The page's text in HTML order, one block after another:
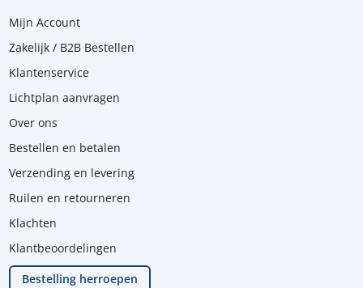
Mijn Account
Zakelijk / B2B Bestellen
Klantenservice
Lichtplan aanvragen
Over ons
Bestellen en betalen
Verzending en levering
Ruilen en retourneren
Klachten
Klantbeoordelingen
Bestelling herroepen